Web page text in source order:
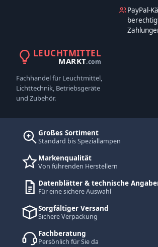
PayPal-
LEUCHTMITTEL
MARKT.com
Fachhandel für Leuchtmittel,
Lichttechnik, Betriebsgeräte
und Zubehör.
Großes Sortiment
Standard bis Speziallampen
Markenqualität
Von führenden Herstellern
Datenblätter & technische
Für eine sichere Auswahl
Sorgfältiger Versand
Sichere Verpackung
Fachberatung
Persönlich für Sie da